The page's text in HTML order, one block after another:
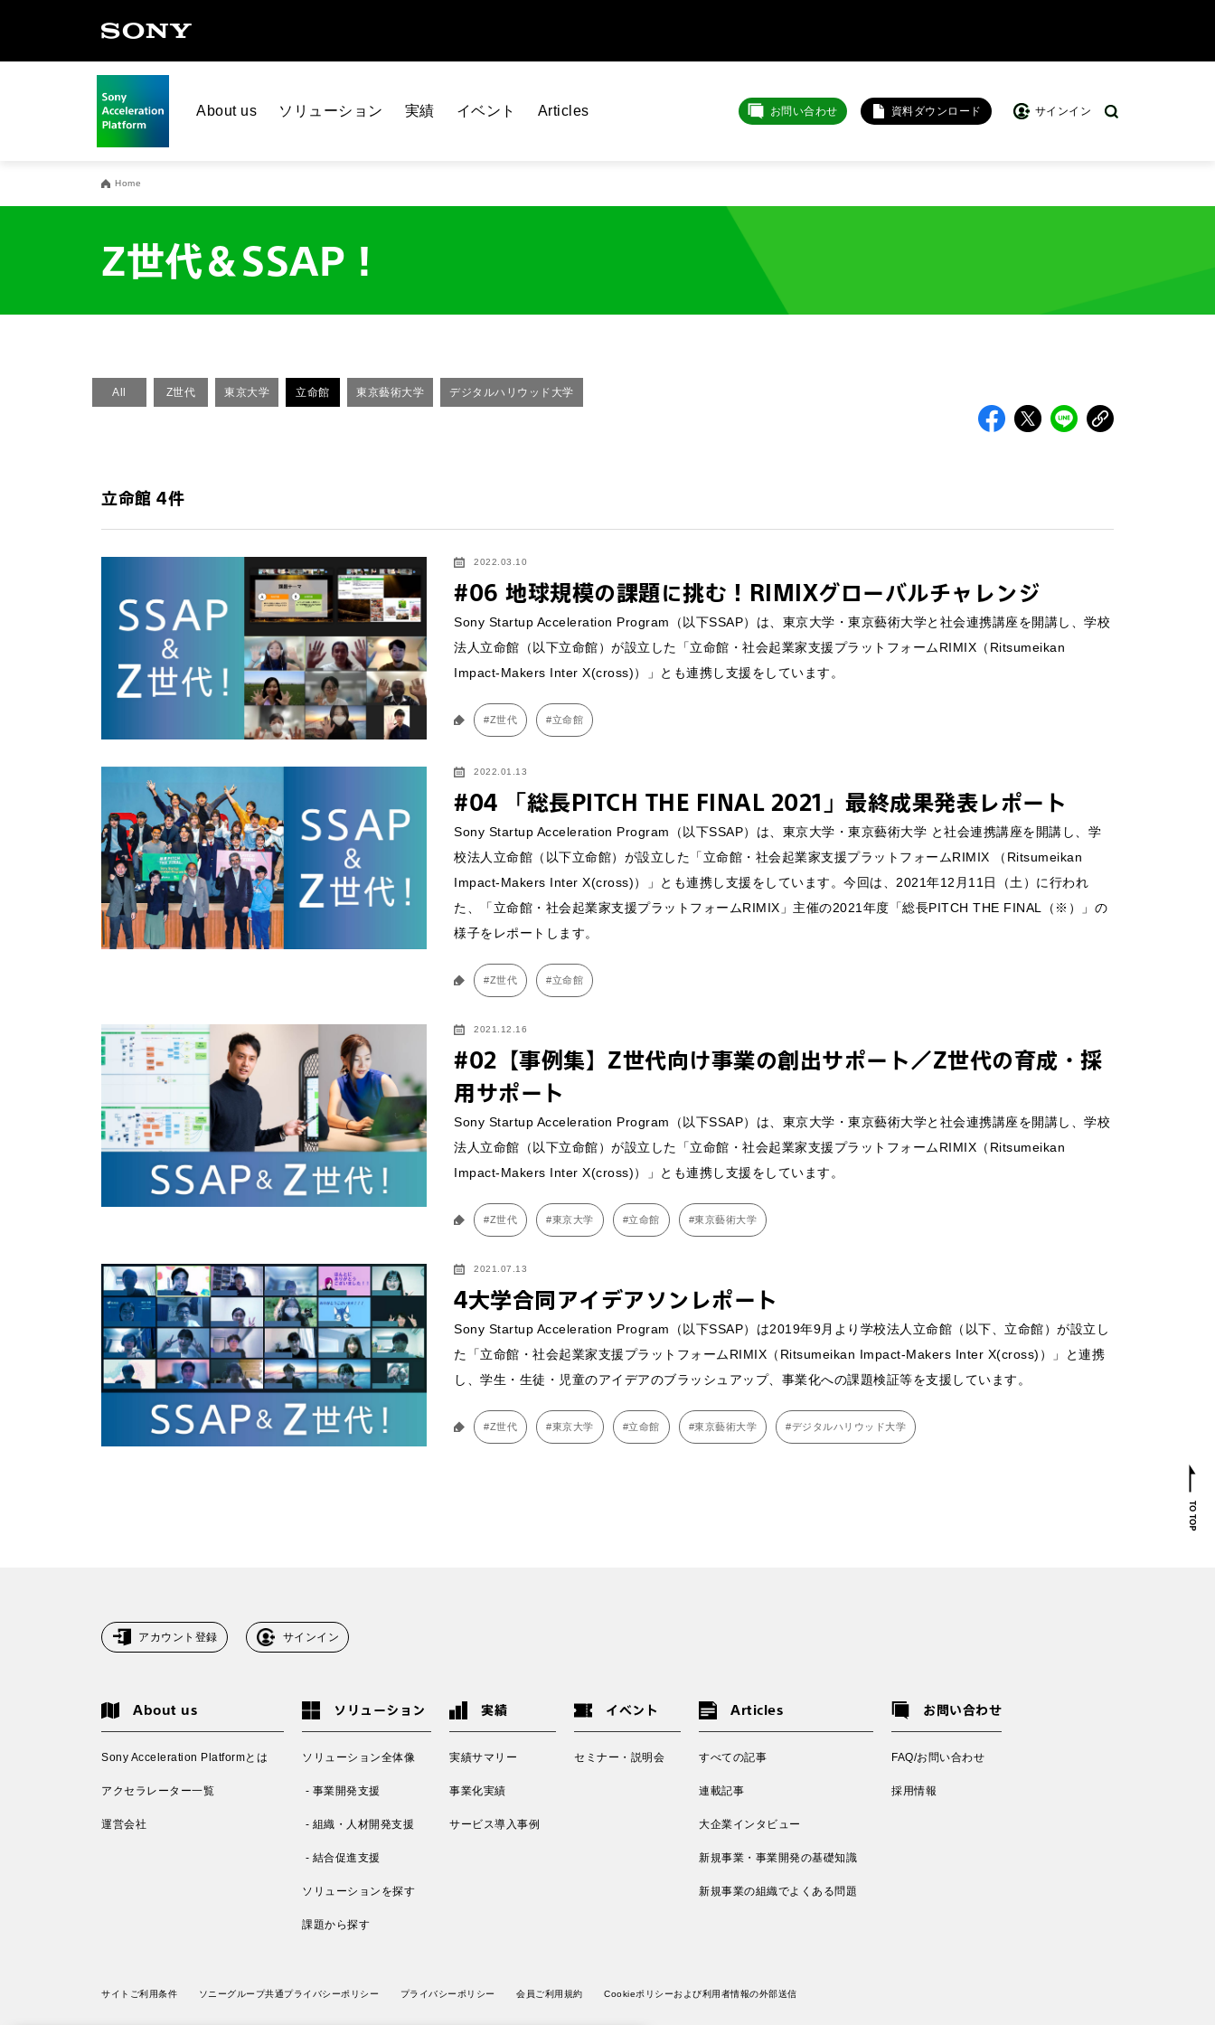
About us ソリューション 実績 イベント Articles お問い合わせ 資料ダウンロード サインイン
Home
Z世代＆SSAP！
All Z世代 東京大学 立命館 東京藝術大学 デジタルハリウッド大学
立命館 4件
2022.03.10
#06 地球規模の課題に挑む！RIMIXグローバルチャレンジ
Sony Startup Acceleration Program（以下SSAP）は、東京大学・東京藝術大学と社会連携講座を開講し、学校
法人立命館（以下立命館）が設立した「立命館・社会起業家支援プラットフォームRIMIX（Ritsumeikan
Impact-Makers Inter X(cross)）」とも連携し支援をしています。
#Z世代 #立命館
2022.01.13
#04 「総長PITCH THE FINAL 2021」最終成果発表レポート
Sony Startup Acceleration Program（以下SSAP）は、東京大学・東京藝術大学 と社会連携講座を開講し、学
校法人立命館（以下立命館）が設立した「立命館・社会起業家支援プラットフォームRIMIX （Ritsumeikan
Impact-Makers Inter X(cross)）」とも連携し支援をしています。今回は、2021年12月11日（土）に行われ
た、「立命館・社会起業家支援プラットフォームRIMIX」主催の2021年度「総長PITCH THE FINAL（※）」の
様子をレポートします。
#Z世代 #立命館
2021.12.16
#02【事例集】Z世代向け事業の創出サポート／Z世代の育成・採
用サポート
Sony Startup Acceleration Program（以下SSAP）は、東京大学・東京藝術大学と社会連携講座を開講し、学校
法人立命館（以下立命館）が設立した「立命館・社会起業家支援プラットフォームRIMIX（Ritsumeikan
Impact-Makers Inter X(cross)）」とも連携し支援をしています。
#Z世代 #東京大学 #立命館 #東京藝術大学
2021.07.13
4大学合同アイデアソンレポート
Sony Startup Acceleration Program（以下SSAP）は2019年9月より学校法人立命館（以下、立命館）が設立し
た「立命館・社会起業家支援プラットフォームRIMIX（Ritsumeikan Impact-Makers Inter X(cross)）」と連携
し、学生・生徒・児童のアイデアのブラッシュアップ、事業化への課題検証等を支援しています。
#Z世代 #東京大学 #立命館 #東京藝術大学 #デジタルハリウッド大学
す）。
法人お問い合わせ
FAQ&個人お問い合わせは以下のボタンからお願いします。
FAQ & 個人お問い合わせ
アカウント登録 サインイン
About us
Sony Acceleration Platformとは
アクセラレーター一覧
運営会社
ソリューション
ソリューション全体像
- 事業開発支援
- 組織・人材開発支援
- 結合促進支援
ソリューションを探す
課題から探す
実績
実績サマリー
事業化実績
サービス導入事例
イベント
セミナー・説明会
Articles
すべての記事
連載記事
大企業インタビュー
新規事業・事業開発の基礎知識
新規事業の組織でよくある問題
お問い合わせ
FAQ/お問い合わせ
採用情報
サイトご利用条件 ソニーグループ共通プライバシーポリシー プライバシーポリシー 会員ご利用規約 Cookieポリシーおよび利用者情報の外部送信